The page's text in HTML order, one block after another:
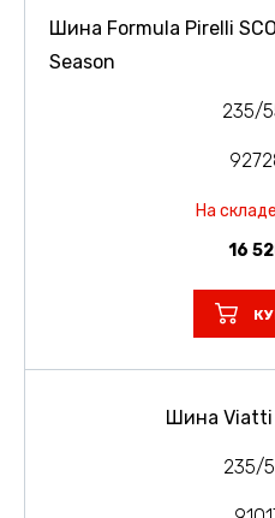
Шина Formula Pirelli
Season
235/
На
16
Шина Viatti
235/